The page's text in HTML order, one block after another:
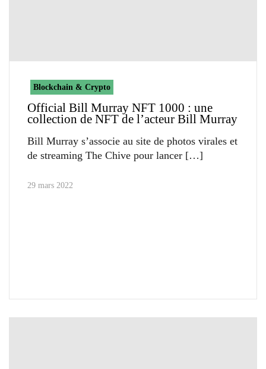
Blockchain & Crypto
Official Bill Murray NFT 1000 : une
collection de NFT de l’acteur Bill Murray
Bill Murray s’associe au site de photos virales et
de streaming The Chive pour lancer
29 mars 2022